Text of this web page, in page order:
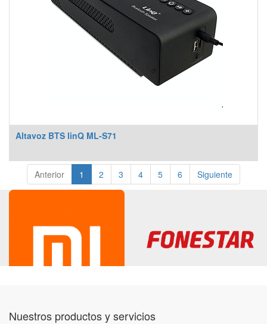
Altavoz BTS linQ ML-S71
Anterior 1 2 3 4 5 6 Siguiente
Nuestros productos y servicios